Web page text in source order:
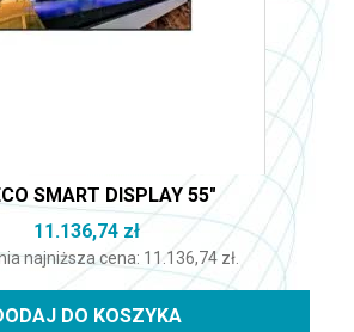
SMART DISPLAY 55″
11.136,74 zł
najniższa cena: 11.136,74 zł.
DO KOSZYKA